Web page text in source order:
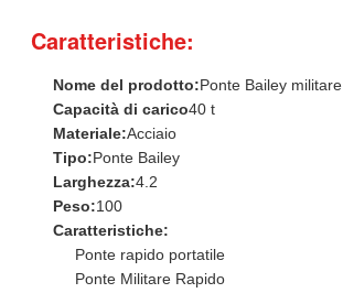
Caratteristiche:
Nome del prodotto:Ponte Bailey militare
Capacità di carico40 t
Materiale:Acciaio
Tipo:Ponte Bailey
Larghezza:4.2
Peso:100
Caratteristiche:
Ponte rapido portatile
Ponte Militare Rapido